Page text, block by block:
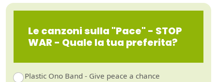
Le canzoni sulla "Pace" - STOP
WAR - Quale la tua preferita?
Plastic Ono Band - Give peace a chance